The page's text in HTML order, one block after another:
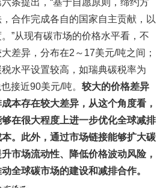
合作完成各自的国家自主贡献，以
”从现有碳市场的价格水平看，不
差异，分布在2～17美元/吨之间；
水平设置较高，如瑞典碳税率为
接近90美元/吨。 较大的价格差异
本存在较大差异，从这个角度看，
在很大程度上进一步优化全球减排
。此外，通过市场链接能够扩大碳
市场流动性、降低价格波动风险，
全球碳市场的建设和减排合作。